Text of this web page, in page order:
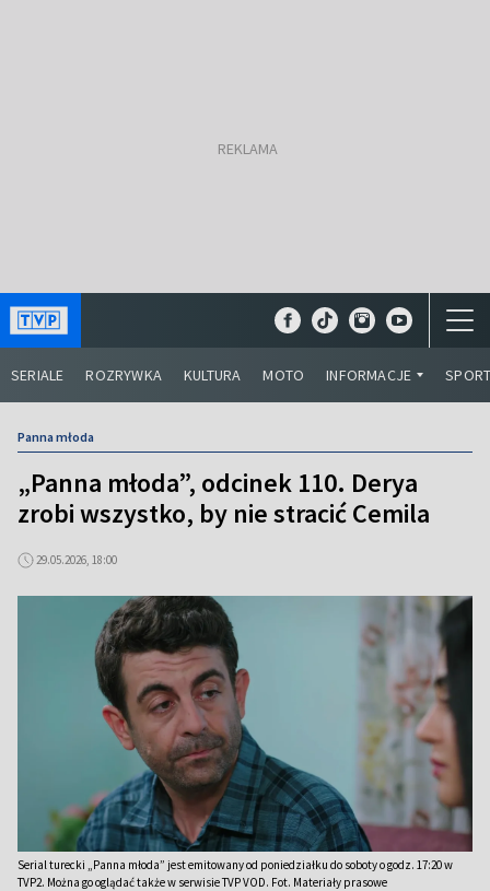
SERIALE ROZRYWKA KULTURA MOTO INFORMACJE
Panna młoda
„Panna młoda”, odcinek 110. Derya
zrobi wszystko, by nie stracić Cemila
29.05.2026, 18:00
Serial turecki „Panna młoda” jest emitowany od poniedziałku do soboty o godz. 17:20 w
TVP2. Można go oglądać także w serwisie TVP VOD. Fot. Materiały prasowe